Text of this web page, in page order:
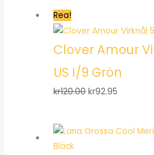
kr1,197.00.
Rea!
Clover Amour
US I/9 Grön
kr120.00Det
var:
kr92.95
är: